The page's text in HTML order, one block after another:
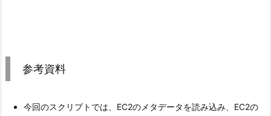
参考資料
今回のスクリプトでは、EC2のメタデータを読み込み、EC2の